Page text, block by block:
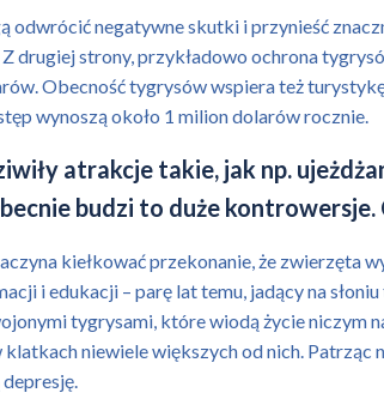
negatywne skutki i przynieść
drugiej strony, przykładowo ochrona
Obecność tygrysów wspiera też
wynoszą około 1 milion dolarów rocznie.
atrakcje takie, jak np.
budzi to duże
kiełkować przekonanie, że
i edukacji – parę lat temu, jadący na
tygrysami, które wiodą życie niczym
niewiele większych od nich. Patrząc